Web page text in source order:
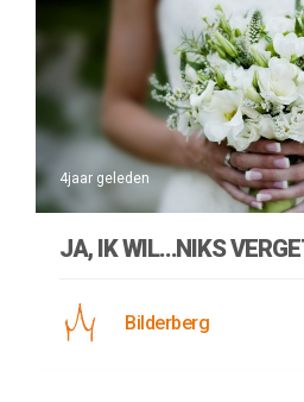
4jaar geleden
JA, IK WIL…NIKS
Bilderberg